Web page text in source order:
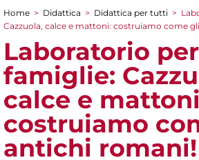
Tu sei qui
Home > Didattica > Didattica per tutti >
Cazzuola, calce e mattoni: costruiamo come
Laboratorio
famiglie:
calce e
costruiamo
antichi romani!